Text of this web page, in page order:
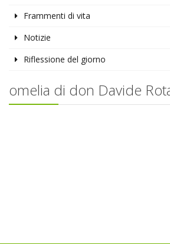
Frammenti di vita
Notizie
Riflessione del giorno
omelia di don Davide